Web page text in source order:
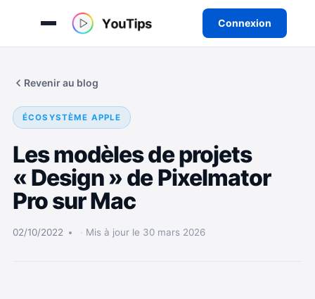
Connexion
Revenir au blog
ÉCOSYSTÈME APPLE
Les modèles de projets
« Design » de Pixelmator
Pro sur Mac
02/10/2022 Mis à jour le 30 mars 2026